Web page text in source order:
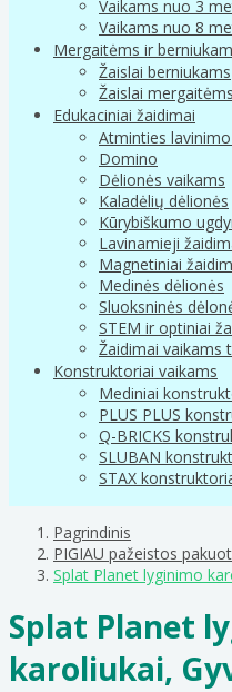
Vaikams nuo 3
Vaikams nuo 8
Mergaitėms ir
Žaislai berniukams
Žaislai mergaitėms
Edukaciniai žaidimai
Atminties
Domino
Dėlionės vaikams
Kaladėlių dėlionės
Kūrybiškumo
Lavinamieji
Magnetiniai
Medinės dėlionės
Sluoksninės
STEM ir optiniai
Žaidimai vaikams
Konstruktoriai vaikams
Mediniai
PLUS PLUS
Q-BRICKS
SLUBAN
STAX
Pagrindinis
PIGIAU pažeistos
Splat Planet lyginimo
Splat Planet
karoliukai,